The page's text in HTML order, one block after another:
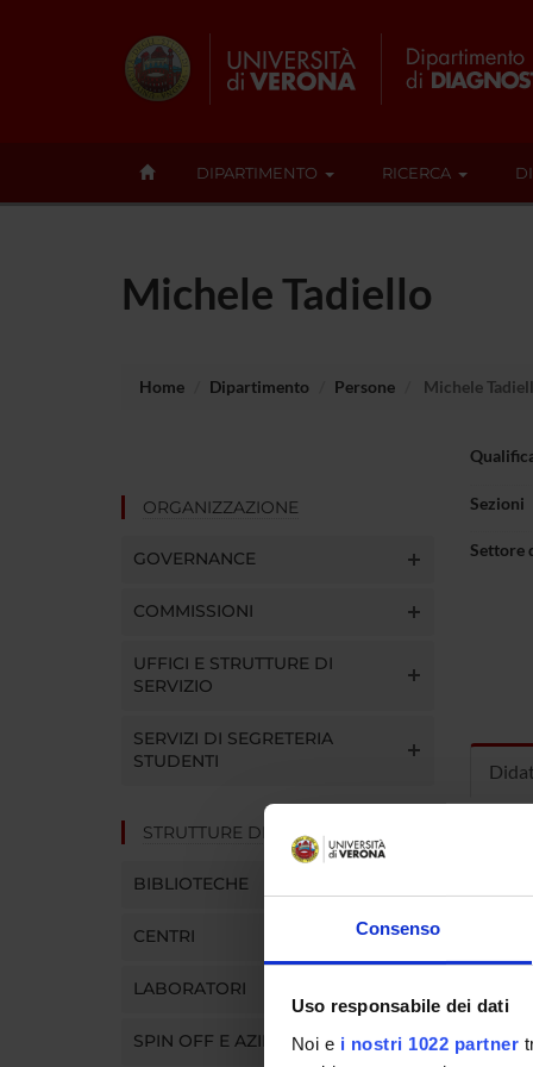
Consenso
Uso responsabile dei dati
Noi e i nostri 1022 partner
DIPARTIMENTO RICERCA
Michele Tadiello
Home Dipartimento Persone Michele
ORGANIZZAZIONE
GOVERNANCE
COMMISSIONI
UFFICI E STRUTTURE DI
SERVIZIO
SERVIZI DI SEGRETERIA
STUDENTI
STRUTTURE DEL DIPARTIMENTO
BIBLIOTECHE
CENTRI
LABORATORI
SPIN OFF E AZIENDE
Sezioni
Settore